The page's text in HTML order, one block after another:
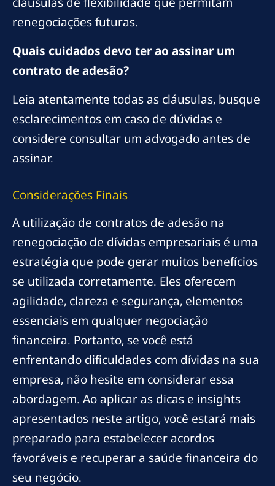
renegociações futuras.
Quais cuidados devo ter ao assinar um
contrato de adesão?
Leia atentamente todas as cláusulas, busque
esclarecimentos em caso de dúvidas e
considere consultar um advogado antes de
assinar.
Considerações Finais
A utilização de contratos de adesão na
renegociação de dívidas empresariais é uma
estratégia que pode gerar muitos benefícios
se utilizada corretamente. Eles oferecem
agilidade, clareza e segurança, elementos
essenciais em qualquer negociação
financeira. Portanto, se você está
enfrentando dificuldades com dívidas na sua
empresa, não hesite em considerar essa
abordagem. Ao aplicar as dicas e insights
apresentados neste artigo, você estará mais
preparado para estabelecer acordos
favoráveis e recuperar a saúde financeira do
seu negócio.